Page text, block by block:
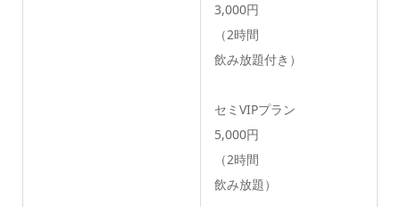
3,000円
（2時間
飲み放題付き）
セミVIPプラン
5,000円
（2時間
飲み放題）